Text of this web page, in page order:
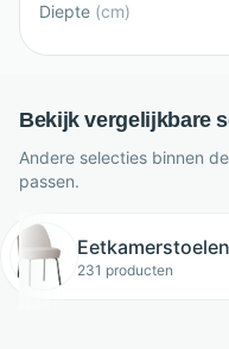
Diepte (cm)
Bekijk vergelijkbare
Andere selecties binnen
passen.
231 producten